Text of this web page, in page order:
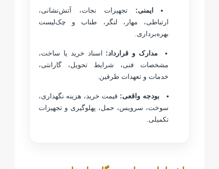
ایمنی: تجهیزات نجات، آتش‌نشانی،
ارتباطی، مهار، لنگر، طناب و چک‌لیست
بهره‌برداری.
مدارک و قرارداد: اسناد خرید یا ساخت،
مشخصات فنی، شرایط تحویل، گارانتی،
خدمات و تعهدات طرفین.
بودجه واقعی: قیمت خرید، هزینه نگهداری،
سوخت، سرویس، حمل، پهلوگیری و تجهیزات
تکمیلی.